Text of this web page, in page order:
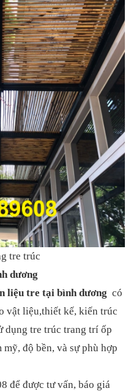
tre trúc
dương
liệu tre tại bình dương có
vật liệu,thiết kế, kiến trúc
dụng tre trúc trang trí ốp
độ bền, và sự phù hợp
để được tư vấn, báo giá